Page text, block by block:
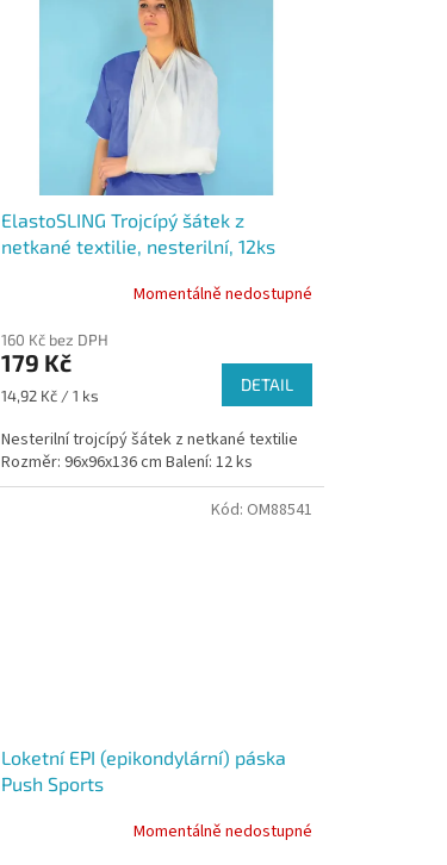
ElastoSLING Trojcípý šátek z
netkané textilie, nesterilní, 12ks
Momentálně nedostupné
160 Kč bez DPH
179 Kč
Měrná
14,92 Kč / 1 ks
DETAIL
Nesterilní trojcípý šátek z netkané textilie
Rozměr: 96x96x136 cm Balení: 12 ks
Loketní EPI (epikondylární) páska
Push Sports
Momentálně nedostupné
Kód: OM88541